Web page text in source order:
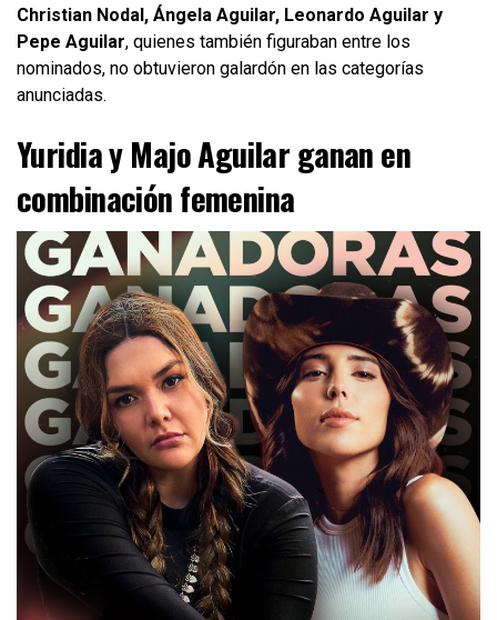
Christian Nodal, Ángela Aguilar, Leonardo Aguilar y
Pepe Aguilar, quienes también figuraban entre los
nominados, no obtuvieron galardón en las categorías
anunciadas.
Yuridia y Majo Aguilar ganan en
combinación femenina